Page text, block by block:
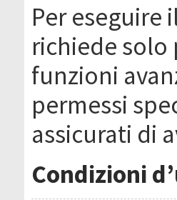
Per eseguire
richiede solo
funzioni
permessi
assicurati di
Condizioni